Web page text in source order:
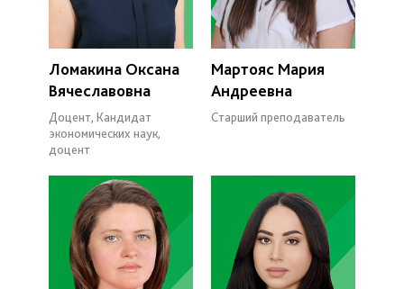
Ломакина Оксана
Вячеславовна
Доцент, Кандидат
экономических наук,
доцент
Мартояс Мария
Андреевна
Старший преподаватель